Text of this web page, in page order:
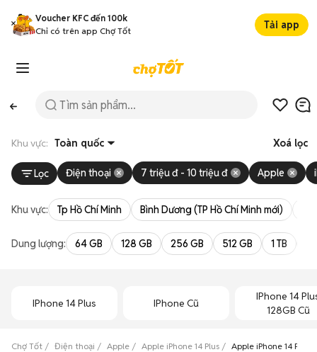
Voucher KFC đến 100k
Chỉ có trên app Chợ Tốt
Tải app
Khu vực: Toàn quốc Xoá lọc
Lọc Điện thoại 7 triệu đ - 10 triệu đ Apple
Khu vực: Tp Hồ Chí Minh Bình Dương (TP Hồ Chí Minh mới)
Dung lượng: 64 GB 128 GB 256 GB 512 GB 1 TB
IPhone 14 Plus IPhone Cũ
IPhone 14
128GB Cũ
Chợ Tốt Điện thoại Apple Apple iPhone 14 Plus Apple iPhone 14